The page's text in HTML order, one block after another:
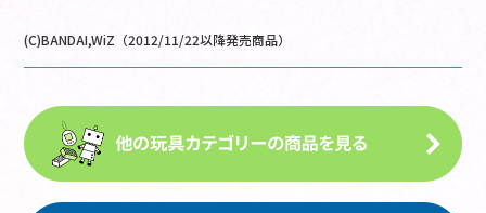
(C)BANDAI,WiZ（2012/11/22以降発売商品）